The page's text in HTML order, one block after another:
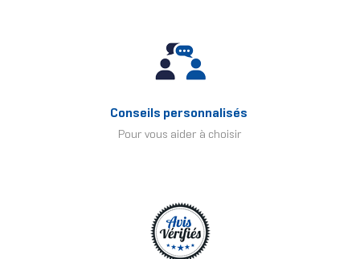
Conseils personnalisés
Pour vous aider à choisir